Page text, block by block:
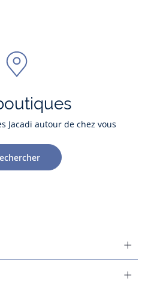
Jacadi autour de chez vous